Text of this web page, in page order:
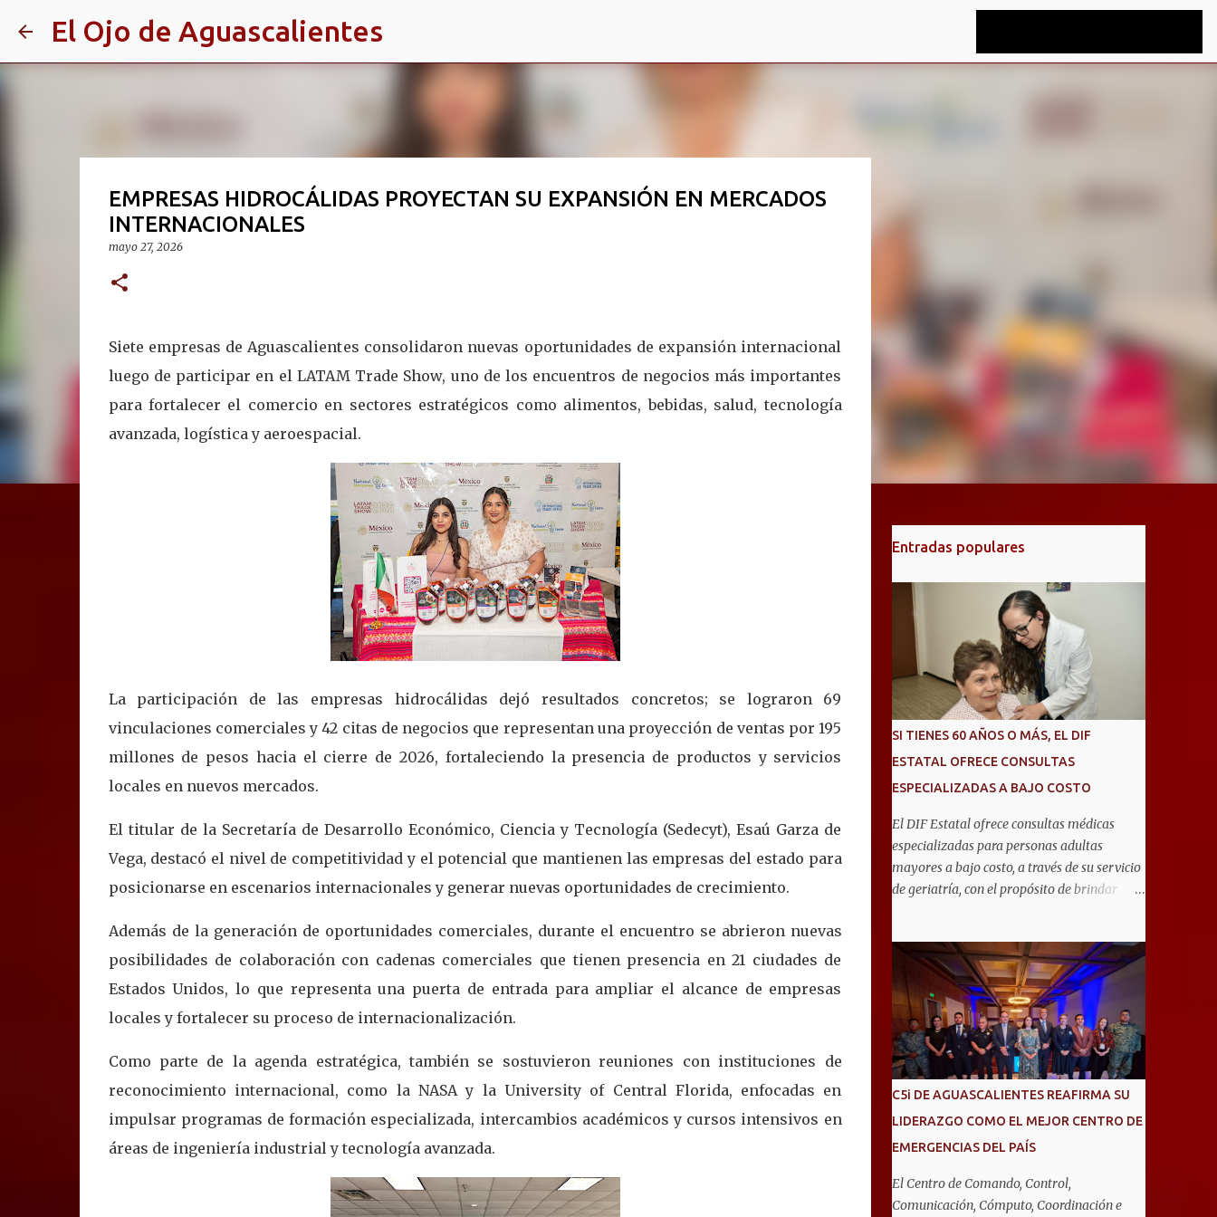
El Ojo de Aguascalientes
EMPRESAS HIDROCÁLIDAS PROYECTAN SU EXPANSIÓN EN MERCADOS
INTERNACIONALES
mayo 27, 2026
Siete empresas de Aguascalientes consolidaron nuevas oportunidades de expansión internacional
luego de participar en el LATAM Trade Show, uno de los encuentros de negocios más importantes
para fortalecer el comercio en sectores estratégicos como alimentos, bebidas, salud, tecnología
avanzada, logística y aeroespacial.
La participación de las empresas hidrocálidas dejó resultados concretos; se lograron 69
vinculaciones comerciales y 42 citas de negocios que representan una proyección de ventas por 195
millones de pesos hacia el cierre de 2026, fortaleciendo la presencia de productos y servicios
locales en nuevos mercados.
El titular de la Secretaría de Desarrollo Económico, Ciencia y Tecnología (Sedecyt), Esaú Garza de
Vega, destacó el nivel de competitividad y el potencial que mantienen las empresas del estado para
posicionarse en escenarios internacionales y generar nuevas oportunidades de crecimiento.
Además de la generación de oportunidades comerciales, durante el encuentro se abrieron nuevas
posibilidades de colaboración con cadenas comerciales que tienen presencia en 21 ciudades de
Estados Unidos, lo que representa una puerta de entrada para ampliar el alcance de empresas
locales y fortalecer su proceso de internacionalización.
Como parte de la agenda estratégica, también se sostuvieron reuniones con instituciones de
reconocimiento internacional, como la NASA y la University of Central Florida, enfocadas en
impulsar programas de formación especializada, intercambios académicos y cursos intensivos en
áreas de ingeniería industrial y tecnología avanzada.
Entradas populares
SI TIENES 60 AÑOS O MÁS, EL DIF
ESTATAL OFRECE CONSULTAS
ESPECIALIZADAS A BAJO COSTO
El DIF Estatal ofrece consultas médicas
especializadas para personas adultas
mayores a bajo costo, a través de su servicio
de geriatría, con el propósito de brindar
calidad de vida. Aurora Jiménez Esquivel,
primera voluntaria y presidenta del DIF
Estatal, informó que la consulta de geriatría
se enfoca fundamentalmente en la
prevención, el diagnóstico y tratamiento de
las enfermedades más comunes en las
personas mayores de 60 años, como
alzhéimer, entre otros padecimientos.
"Nuestros adultos mayores son el corazón
respeto, cuidado y reconocimiento; por eso,
C5i DE AGUASCALIENTES REAFIRMA SU
LIDERAZGO COMO EL MEJOR CENTRO DE
EMERGENCIAS DEL PAÍS
El Centro de Comando, Control,
Comunicación, Cómputo, Coordinación e